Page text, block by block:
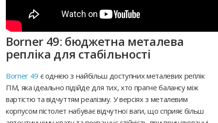
Borner 49: бюджетна металева
репліка для стабільності
Borner 49 є однією з найбільш доступних металевих реплік
ПМ, яка ідеально підійде для тих, хто прагне балансу між
вартістю та відчуттям реалізму. У версіях з металевим
корпусом пістолет набуває відчутної ваги, що сприяє більш